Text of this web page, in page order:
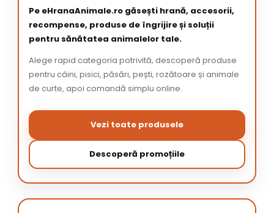
Pe eHranaAnimale.ro găsești hrană, accesorii,
recompense, produse de îngrijire și soluții
pentru sănătatea animalelor tale.
Alege rapid categoria potrivită, descoperă produse
pentru câini, pisici, păsări, pești, rozătoare și animale
de curte, apoi comandă simplu online.
Vezi toate produsele
Descoperă promoțiile